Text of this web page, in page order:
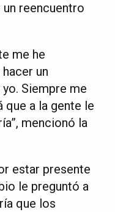
reencuentro
me he
un
Siempre me
que a la gente le
mencionó la
estar presente
le preguntó a
que los